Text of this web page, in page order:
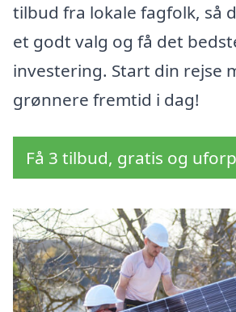
tilbud fra lokale fagfolk, så
et godt valg og få det
investering. Start din rejse
grønnere fremtid i dag!
Få 3 tilbud, gratis og